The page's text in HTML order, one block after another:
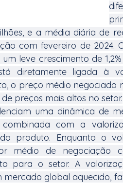
e a média diária de
com fevereiro de
leve crescimento de
diretamente ligada à
o preço médio negociado
preços mais altos no setor.
uma dinâmica de
com a
produto. Enquanto o
médio de negociação
para o setor. A
mercado global aquecido,